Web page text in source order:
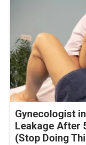
Gynecologist
Leakage After
(Stop Doing